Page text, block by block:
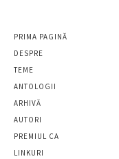
PRIMA PAGINĂ
DESPRE
TEME
ANTOLOGII
ARHIVĂ
AUTORI
PREMIUL CA
LINKURI